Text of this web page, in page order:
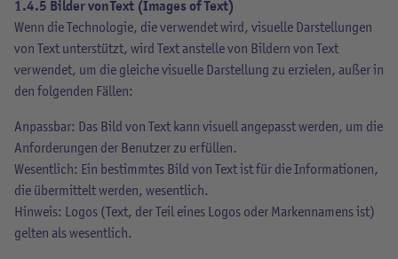
1.4.5 Bilder von Text (Images of Text)
Wenn die Technologie, die verwendet wird, visuelle Darstellungen
von Text unterstützt, wird Text anstelle von Bildern von Text
verwendet, um die gleiche visuelle Darstellung zu erzielen, außer in
den folgenden Fällen:
Anpassbar: Das Bild von Text kann visuell angepasst werden, um die
Anforderungen der Benutzer zu erfüllen.
Wesentlich: Ein bestimmtes Bild von Text ist für die Informationen,
die übermittelt werden, wesentlich.
Hinweis: Logos (Text, der Teil eines Logos oder Markennamens ist)
gelten als wesentlich.